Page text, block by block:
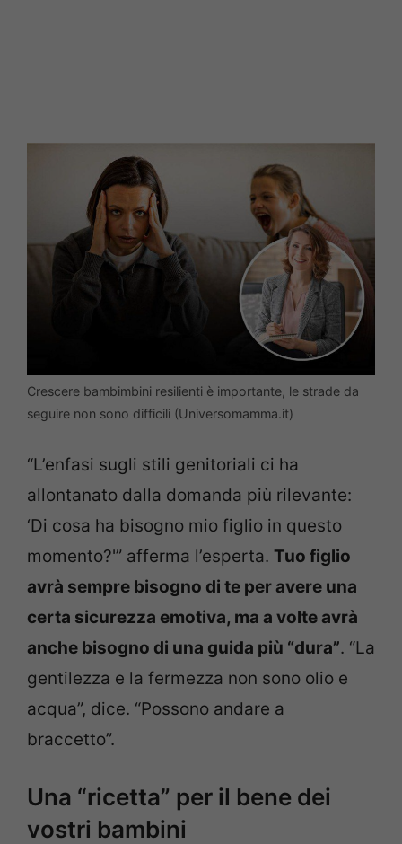
Crescere bambimbini resilienti è importante, le strade da
seguire non sono difficili (Universomamma.it)
“L’enfasi sugli stili genitoriali ci ha
allontanato dalla domanda più rilevante:
‘Di cosa ha bisogno mio figlio in questo
momento?'” afferma l’esperta. Tuo figlio
avrà sempre bisogno di te per avere una
certa sicurezza emotiva, ma a volte avrà
anche bisogno di una guida più “dura”. “La
gentilezza e la fermezza non sono olio e
acqua”, dice. “Possono andare a
braccetto”.
Una “ricetta” per il bene dei
vostri bambini